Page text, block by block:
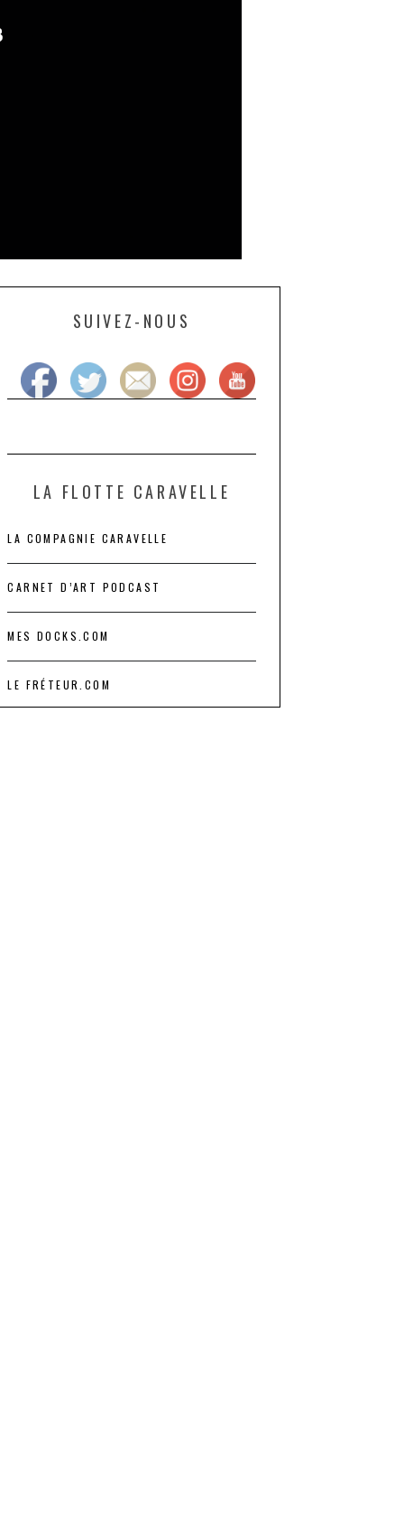
SUIVEZ-NOUS
LA FLOTTE CARAVELLE
LA COMPAGNIE CARAVELLE
CARNET D’ART PODCAST
MES DOCKS.COM
LE FRÉTEUR.COM